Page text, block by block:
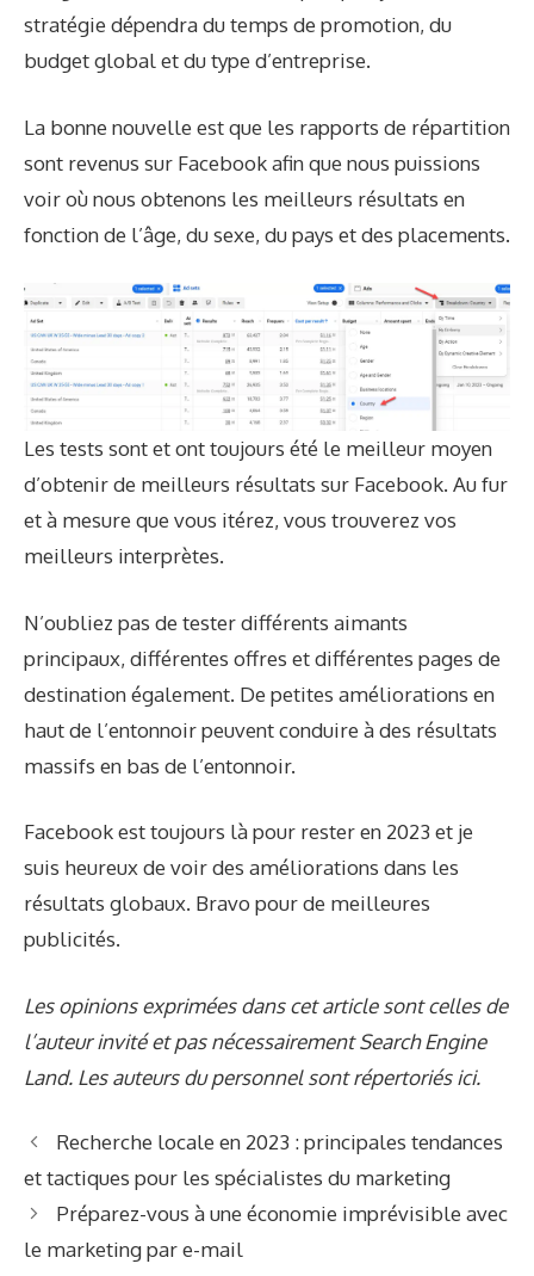
stratégie dépendra du temps de promotion, du
budget global et du type d’entreprise.
La bonne nouvelle est que les rapports de répartition
sont revenus sur Facebook afin que nous puissions
voir où nous obtenons les meilleurs résultats en
fonction de l’âge, du sexe, du pays et des placements.
Les tests sont et ont toujours été le meilleur moyen
d’obtenir de meilleurs résultats sur Facebook. Au fur
et à mesure que vous itérez, vous trouverez vos
meilleurs interprètes.
N’oubliez pas de tester différents aimants
principaux, différentes offres et différentes pages de
destination également. De petites améliorations en
haut de l’entonnoir peuvent conduire à des résultats
massifs en bas de l’entonnoir.
Facebook est toujours là pour rester en 2023 et je
suis heureux de voir des améliorations dans les
résultats globaux. Bravo pour de meilleures
publicités.
Les opinions exprimées dans cet article sont celles de
l’auteur invité et pas nécessairement Search Engine
Land. Les auteurs du personnel sont répertoriés ici.
Recherche locale en 2023 : principales tendances
et tactiques pour les spécialistes du marketing
Préparez-vous à une économie imprévisible avec
le marketing par e-mail